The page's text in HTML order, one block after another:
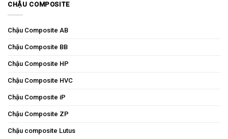
CHẬU COMPOSITE
Chậu Composite AB
Chậu Composite BB
Chậu Composite HP
Chậu Composite HVC
Chậu Composite iP
Chậu Composite ZP
Chậu composite Lutus